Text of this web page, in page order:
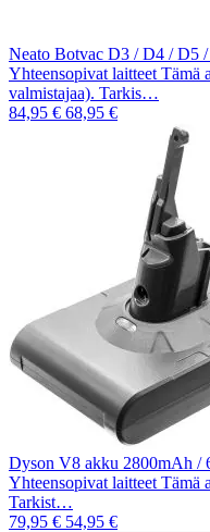
Neato Botvac D3 / D4 / D5
Yhteensopivat laitteet Tämä
valmistajaa). Tarkis…
84,95 € 68,95 €
Dyson V8 akku 2800mAh /
Yhteensopivat laitteet Tämä
Tarkist…
79,95 € 54,95 €